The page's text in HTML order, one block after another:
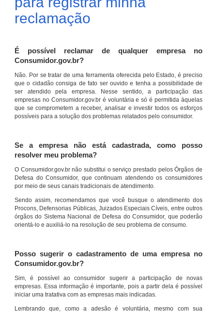
reclamação
É possível reclamar de qualquer empresa no
Consumidor.gov.br?
Não. Por se tratar de uma ferramenta oferecida pelo Estado, é preciso
que o cidadão consiga de fato ser ouvido e tenha a possibilidade de
ser atendido pela empresa. Nesse sentido, a participação das
empresas no Consumidor.gov.br é voluntária e só é permitida àquelas
que se comprometem a receber, analisar e investir todos os esforços
possíveis para a solução dos problemas relatados pelo consumidor.
Se a empresa não está cadastrada, como posso
resolver meu problema?
O Consumidor.gov.br não substitui o serviço prestado pelos Órgãos de
Defesa do Consumidor, que continuam atendendo os consumidores
por meio de seus canais tradicionais de atendimento.
Sendo assim, recomendamos que você busque o atendimento dos
Procons, Defensorias Públicas, Juizados Especiais Cíveis, entre outros
órgãos do Sistema Nacional de Defesa do Consumidor, que poderão
orientá-lo e auxiliá-lo na resolução de seu problema de consumo.
Posso sugerir o cadastramento de uma empresa no
Consumidor.gov.br?
Sim, é possível ao consumidor sugerir a participação de novas
empresas. Essa informação é importante, pois a partir dela é possível
iniciar uma tratativa com as empresas mais indicadas.
Lembrando que, como a adesão é voluntária, mesmo com sua